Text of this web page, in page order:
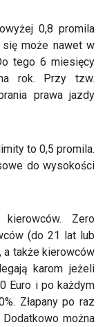
0,8 promila
może nawet w
tego 6 miesięcy
rok. Przy tzw.
prawa jazdy
to 0,5 promila.
do wysokości
Zero
(do 21 lat lub
a także kierowców
karom jeżeli
Euro i po każdym
Złapany po raz
można